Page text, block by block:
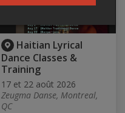
Haitian Lyrical
Dance Classes &
Training
17 et 22 août 2026
Zeugma Danse, Montreal,
QC